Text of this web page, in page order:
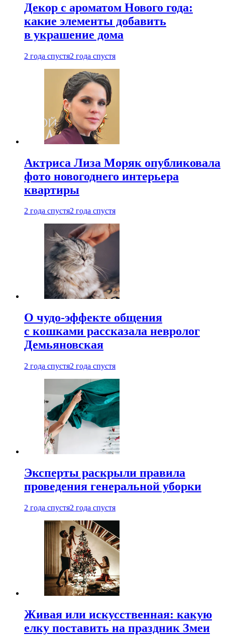
Декор с ароматом Нового года:
какие элементы добавить
в украшение дома
2 года спустя2 года спустя
Актриса Лиза Моряк опубликовала
фото новогоднего интерьера
квартиры
2 года спустя2 года спустя
О чудо-эффекте общения
с кошками рассказала невролог
Демьяновская
2 года спустя2 года спустя
Эксперты раскрыли правила
проведения генеральной уборки
2 года спустя2 года спустя
Живая или искусственная: какую
елку поставить на праздник Змеи